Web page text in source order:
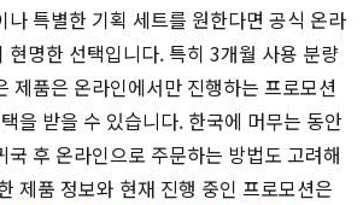
나 특별한 기획 세트를 원한다면 공식 온라
현명한 선택입니다. 특히 3개월 사용 분량
제품은 온라인에서만 진행하는 프로모션
을 받을 수 있습니다. 한국에 머무는 동안
후 온라인으로 주문하는 방법도 고려해
제품 정보와 현재 진행 중인 프로모션은